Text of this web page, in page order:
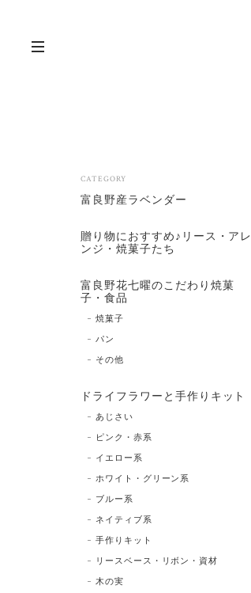
CATEGORY
富良野産ラベンダー
贈り物におすすめ♪リース・アレ
ンジ・焼菓子たち
富良野花七曜のこだわり焼菓
子・食品
焼菓子
パン
その他
ドライフラワーと手作りキット
あじさい
ピンク・赤系
イエロー系
ホワイト・グリーン系
ブルー系
ネイティブ系
手作りキット
リースベース・リボン・資材
木の実